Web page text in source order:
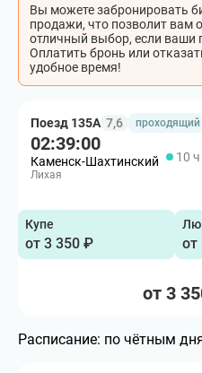
Вы можете забронировать
продажи, что позволит вам
отличный выбор, если ваши
Оплатить бронь или
удобное время!
Поезд 135А 7,6 проходящий
02:39:00
Каменск-Шахтинский
Лихая
10
Купе
от 3 350 ₽ от
от 3
Расписание: по чётным